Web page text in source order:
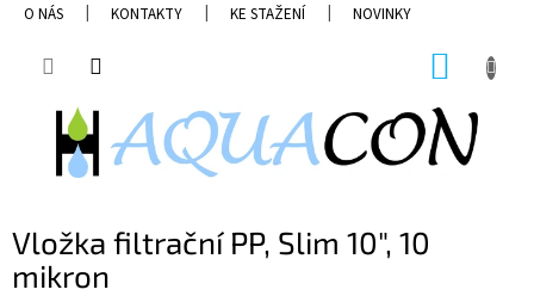
PřejítO NÁS KONTAKTY KE STAŽENÍ NOVINKY
Vložka filtrační PP, Slim 10", 10
mikron